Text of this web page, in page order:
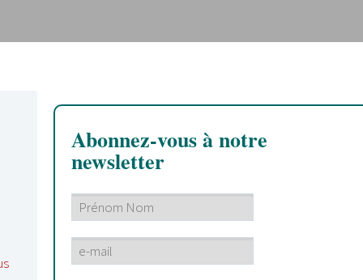
Abonnez-vous à notre
newsletter